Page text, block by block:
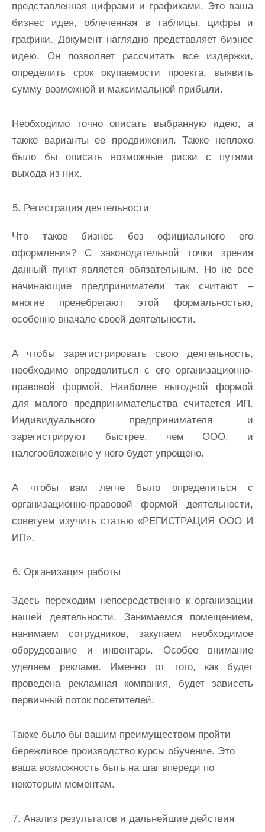
представленная цифрами и графиками. Это ваша
бизнес идея, облеченная в таблицы, цифры и
графики. Документ наглядно представляет бизнес
идею. Он позволяет рассчитать все издержки,
определить срок окупаемости проекта, выявить
сумму возможной и максимальной прибыли.
Необходимо точно описать выбранную идею, а
также варианты ее продвижения. Также неплохо
было бы описать возможные риски с путями
выхода из них.
Регистрация деятельности
Что такое бизнес без официального его
оформления? С законодательной точки зрения
данный пункт является обязательным. Но не все
начинающие предприниматели так считают –
многие пренебрегают этой формальностью,
особенно вначале своей деятельности.
А чтобы зарегистрировать свою деятельность,
необходимо определиться с его организационно-
правовой формой. Наиболее выгодной формой
для малого предпринимательства считается ИП.
Индивидуального предпринимателя и
зарегистрируют быстрее, чем ООО, и
налогообложение у него будет упрощено.
А чтобы вам легче было определиться с
организационно-правовой формой деятельности,
советуем изучить статью «РЕГИСТРАЦИЯ ООО И
ИП».
Организация работы
Здесь переходим непосредственно к организации
нашей деятельности. Занимаемся помещением,
нанимаем сотрудников, закупаем необходимое
оборудование и инвентарь. Особое внимание
уделяем рекламе. Именно от того, как будет
проведена рекламная компания, будет зависеть
первичный поток посетителей.
Также было бы вашим преимуществом пройти
бережливое производство курсы обучение. Это
ваша возможность быть на шаг впереди по
некоторым моментам.
Анализ результатов и дальнейшие действия